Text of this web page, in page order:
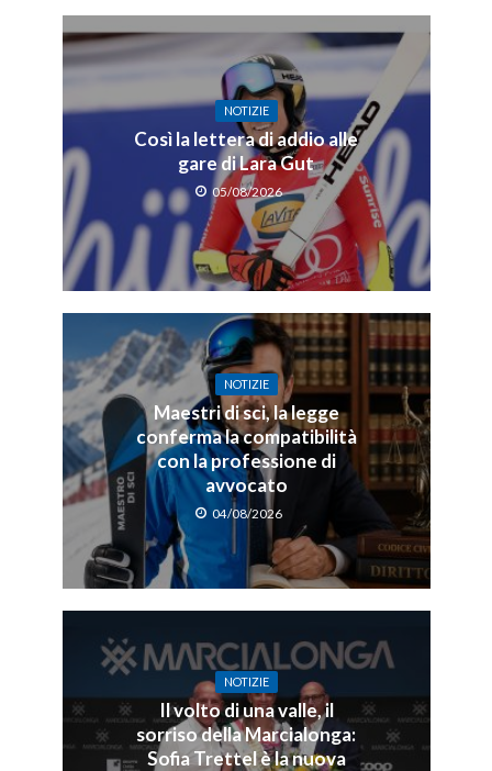
NOTIZIE
Così la lettera di addio alle
gare di Lara Gut
05/08/2026
NOTIZIE
Maestri di sci, la legge
conferma la compatibilità
con la professione di
avvocato
04/08/2026
NOTIZIE
Il volto di una valle, il
sorriso della Marcialonga:
Sofia Trettel è la nuova